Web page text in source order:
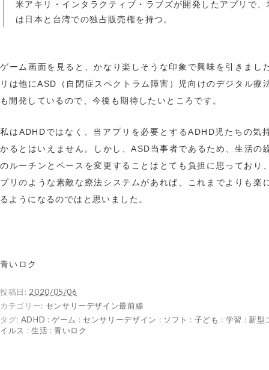
米アキリ・インタラクティブ・ラブズが開発したアプリで、
は日本と台湾での独占販売権を持つ。
ゲーム画面を見ると、かなり楽しそうな印象で興味を引きまし
リは他にASD（自閉症スペクトラム障害）児向けのデジタル療
も開発しているので、今後も期待したいところです。
私はADHDではなく、当アプリを必要とするADHD児たちの気
かるとはいえません。しかし、ASD当事者であるため、生活の
のルーチンとペースを変更することはとても負担に思っており
プリのような素敵な療法システムがあれば、これまでよりも楽
るようになるのではと思いました。
青いロク
投稿日: 2020/05/06
カテゴリー: センサリーデザイン最前線
タグ: ADHD :ゲーム : センサリーデザイン : ソフト : 子ども : 学習 : 新型
イルス : 生活 :青いロク